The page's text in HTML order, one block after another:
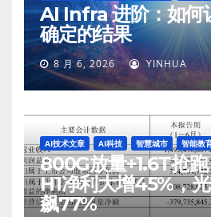
AI Infra 进阶：如何
确定的结果
8 月 6, 2026 YINHUA
AI技术文章 AI科技 智慧城市 智能教
800G放量+1.6T抢
H1净利大增45%，
飙77%